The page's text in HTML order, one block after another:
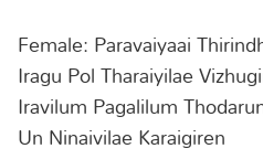
Female: Paravaiyaai
Iragu Pol Tharaiyilae
Iravilum Pagalilum
Un Ninaivilae Karaigiren